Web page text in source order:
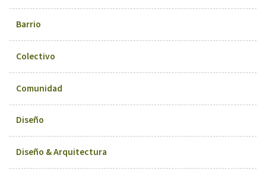
Barrio
Colectivo
Comunidad
Diseño
Diseño & Arquitectura